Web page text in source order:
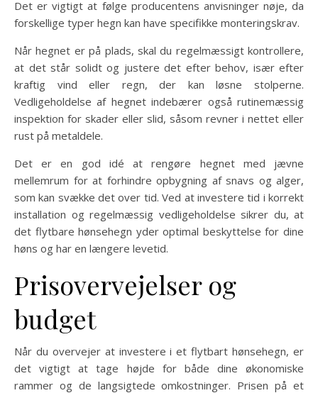
Det er vigtigt at følge producentens anvisninger nøje, da
forskellige typer hegn kan have specifikke monteringskrav.
Når hegnet er på plads, skal du regelmæssigt kontrollere,
at det står solidt og justere det efter behov, især efter
kraftig vind eller regn, der kan løsne stolperne.
Vedligeholdelse af hegnet indebærer også rutinemæssig
inspektion for skader eller slid, såsom revner i nettet eller
rust på metaldele.
Det er en god idé at rengøre hegnet med jævne
mellemrum for at forhindre opbygning af snavs og alger,
som kan svække det over tid. Ved at investere tid i korrekt
installation og regelmæssig vedligeholdelse sikrer du, at
det flytbare hønsehegn yder optimal beskyttelse for dine
høns og har en længere levetid.
Prisovervejelser og
budget
Når du overvejer at investere i et flytbart hønsehegn, er
det vigtigt at tage højde for både dine økonomiske
rammer og de langsigtede omkostninger. Prisen på et